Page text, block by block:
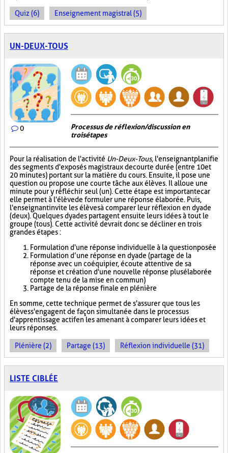
Quiz (6) Enseignement magistral (5)
UN-DEUX-TOUS
0
Processus de réflexion/discussion en
trois étapes
Pour la réalisation de l'activité Un-Deux-Tous, l'enseignant planifie
des segments d'exposés magistraux de courte durée (entre 10 et
20 minutes) portant sur la matière du cours. Ensuite, il pose une
question ou propose une courte tâche aux élèves. Il alloue une
minute pour y réfléchir seul (un). Cette étape est importante car
elle permet à l'élève de formuler une réponse élaborée. Puis,
l'enseignant invite les élèves à comparer leur réflexion en dyade
(deux). Quelques dyades partagent ensuite leurs idées à tout le
groupe (tous). Cette activité devrait donc se décliner en trois
grandes étapes :
Formulation d'une réponse individuelle à la question posée
Formulation d’une réponse en dyade (partage de la
réponse avec un coéquipier, écoute attentive de sa
réponse et création d'une nouvelle réponse plus élaborée
compte tenu de la mise en commun)
Partage de la réponse finale en plénière
En somme, cette technique permet de s'assurer que tous les
élèves s'engagent de façon simultanée dans le processus
d'apprentissage actif en les amenant à comparer leurs idées et
leurs réponses.
Plénière (2) Partage (13) Réflexion individuelle (31)
LISTE CIBLÉE